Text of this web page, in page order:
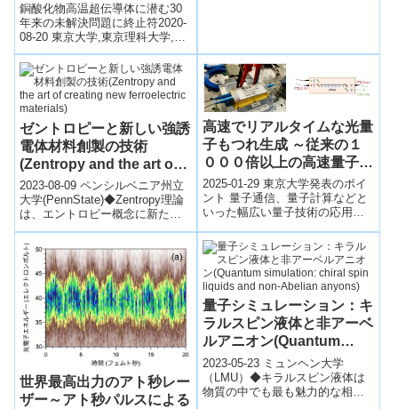
銅酸化物高温超伝導体に潜む30
年来の未解決問題に終止符2020-
08-20 東京大学,東京理科大学,理
化学研究所発表のポイント 銅酸
化物高温超伝導体の内部に、
構...
ゼントロピーと新しい強誘
電体材料創製の技術
(Zentropy and the art of
creating new ferroelectric
materials)
2023-08-09 ペンシルベニア州立
大学(PennState)◆Zentropy理論
は、エントロピー概念に新たな
次元を加えたもので、物質科学
と工学の専門家で...
高速でリアルタイムな光量
子もつれ生成 ～従来の１
０００倍以上の高速量子相
関が開拓する新時代～
2025-01-29 東京大学発表のポイ
ント 量子通信、量子計算などと
いった幅広い量子技術の応用に
的かつ必要不可欠なリソースで
あり、...
世界最高出力のアト秒レー
ザー～アト秒パルスによる
量子シミュレーション：キ
ラルスピン液体と非アーベ
ルアニオン(Quantum
simulation: chiral spin
liquids and non-Abelian
anyons)
2023-05-23 ミュンヘン大学
（LMU）◆キラルスピン液体は
物質の中でも最も魅力的な相の